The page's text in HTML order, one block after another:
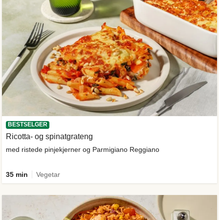
BESTSELGER
Ricotta- og spinatgrateng
med ristede pinjekjerner og Parmigiano Reggiano
35 min Vegetar